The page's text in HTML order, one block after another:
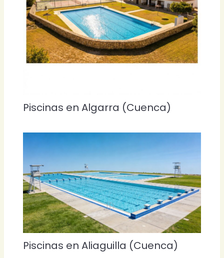
Piscinas en Algarra (Cuenca)
Piscinas en Aliaguilla (Cuenca)